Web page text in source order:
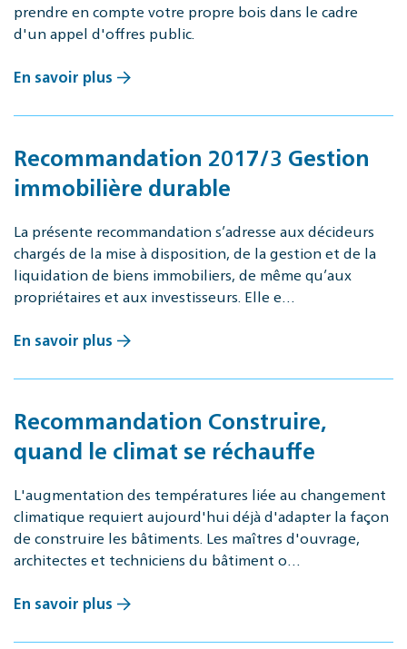
prendre en compte votre propre bois dans le cadre
d'un appel d'offres public.
En savoir plus
Recommandation 2017/3 Gestion
immobilière durable
La présente recommandation s’adresse aux décideurs
chargés de la mise à disposition, de la gestion et de la
liquidation de biens immobiliers, de même qu’aux
propriétaires et aux investisseurs. Elle e…
En savoir plus
Recommandation Construire,
quand le climat se réchauffe
L'augmentation des températures liée au changement
climatique requiert aujourd'hui déjà d'adapter la façon
de construire les bâtiments. Les maîtres d'ouvrage,
architectes et techniciens du bâtiment o…
En savoir plus